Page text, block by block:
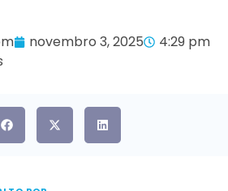
novembro 3, 2025
4:29 pm